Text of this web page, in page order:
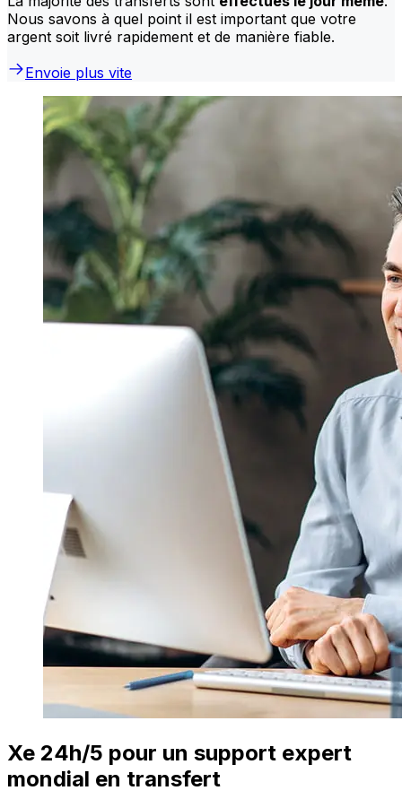
Nous savons à quel point il est important que votre
argent soit livré rapidement et de manière fiable.
Envoie plus vite
Xe 24h/5 pour un support expert
mondial en transfert